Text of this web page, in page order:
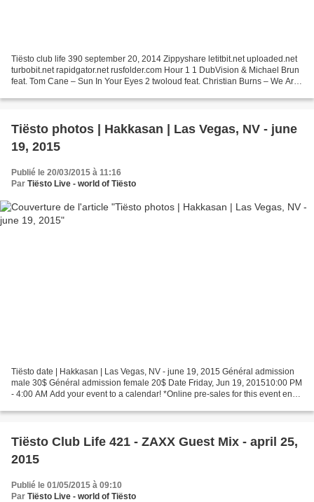
Tiësto club life 390 september 20, 2014 Zippyshare letitbit.net uploaded.net
turbobit.net rapidgator.net rusfolder.com Hour 1 1 DubVision & Michael Brun
feat. Tom Cane – Sun In Your Eyes 2 twoloud feat. Christian Burns – We Are
Tiësto photos | Hakkasan | Las Vegas, NV - june
19, 2015
Publié le 20/03/2015 à 11:16
Par Tiësto Live - world of Tiësto
Tiësto date | Hakkasan | Las Vegas, NV - june 19, 2015 Général admission
male 30$ Général admission female 20$ Date Friday, Jun 19, 201510:00 PM
- 4:00 AM Add your event to a calendar! *Online pre-sales for this event end
Tiësto Club Life 421 - ZAXX Guest Mix - april 25,
2015
Publié le 01/05/2015 à 09:10
Par Tiësto Live - world of Tiësto